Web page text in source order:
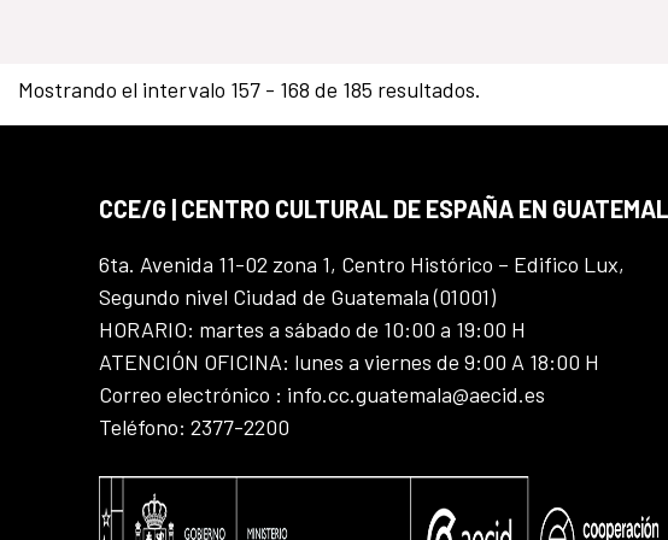
Mostrando el intervalo 157 - 168 de 185 resultados.
CCE/G | CENTRO CULTURAL DE ESPAÑA EN
6ta. Avenida 11-02 zona 1, Centro Histórico – Edifico Lux,
Segundo nivel Ciudad de Guatemala (01001)
HORARIO: martes a sábado de 10:00 a 19:00 H
ATENCIÓN OFICINA: lunes a viernes de 9:00 A 18:00 H
Correo electrónico : info.cc.guatemala@aecid.es
Teléfono: 2377-2200